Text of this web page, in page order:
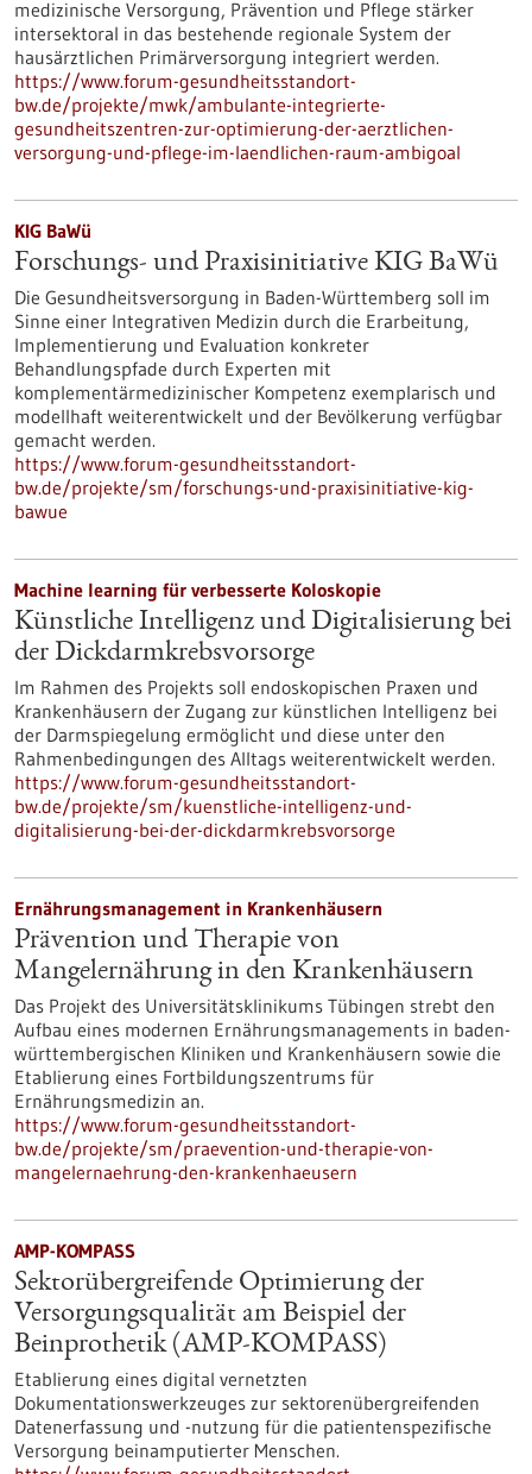
medizinische Versorgung, Prävention und Pflege stärker
intersektoral in das bestehende regionale System der
hausärztlichen Primärversorgung integriert werden.
https://www.forum-gesundheitsstandort-
bw.de/projekte/mwk/ambulante-integrierte-
gesundheitszentren-zur-optimierung-der-aerztlichen-
versorgung-und-pflege-im-laendlichen-raum-ambigoal
KIG BaWü
Forschungs- und Praxisinitiative KIG BaWü
Die Gesundheitsversorgung in Baden-Württemberg soll im
Sinne einer Integrativen Medizin durch die Erarbeitung,
Implementierung und Evaluation konkreter
Behandlungspfade durch Experten mit
komplementärmedizinischer Kompetenz exemplarisch und
modellhaft weiterentwickelt und der Bevölkerung verfügbar
gemacht werden.
https://www.forum-gesundheitsstandort-
bw.de/projekte/sm/forschungs-und-praxisinitiative-kig-
bawue
Machine learning für verbesserte Koloskopie
Künstliche Intelligenz und Digitalisierung bei
der Dickdarmkrebsvorsorge
Im Rahmen des Projekts soll endoskopischen Praxen und
Krankenhäusern der Zugang zur künstlichen Intelligenz bei
der Darmspiegelung ermöglicht und diese unter den
Rahmenbedingungen des Alltags weiterentwickelt werden.
https://www.forum-gesundheitsstandort-
bw.de/projekte/sm/kuenstliche-intelligenz-und-
digitalisierung-bei-der-dickdarmkrebsvorsorge
Ernährungsmanagement in Krankenhäusern
Prävention und Therapie von
Mangelernährung in den Krankenhäusern
Das Projekt des Universitätsklinikums Tübingen strebt den
Aufbau eines modernen Ernährungsmanagements in baden-
württembergischen Kliniken und Krankenhäusern sowie die
Etablierung eines Fortbildungszentrums für
Ernährungsmedizin an.
https://www.forum-gesundheitsstandort-
bw.de/projekte/sm/praevention-und-therapie-von-
mangelernaehrung-den-krankenhaeusern
AMP-KOMPASS
Sektorübergreifende Optimierung der
Versorgungsqualität am Beispiel der
Beinprothetik (AMP-KOMPASS)
Etablierung eines digital vernetzten
Dokumentationswerkzeuges zur sektorenübergreifenden
Datenerfassung und -nutzung für die patientenspezifische
Versorgung beinamputierter Menschen.